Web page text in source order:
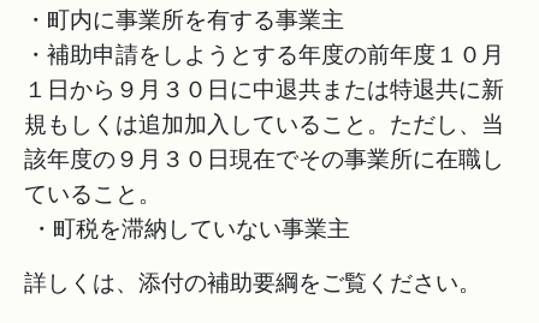
・町内に事業所を有する事業主
・補助申請をしようとする年度の前年度１０月
１日から９月３０日に中退共または特退共に新
規もしくは追加加入していること。ただし、当
該年度の９月３０日現在でその事業所に在職し
ていること。
・町税を滞納していない事業主
詳しくは、添付の補助要綱をご覧ください。